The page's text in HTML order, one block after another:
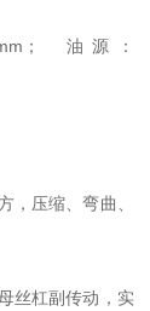
； 油源：
，压缩、弯曲、
丝杠副传动，实